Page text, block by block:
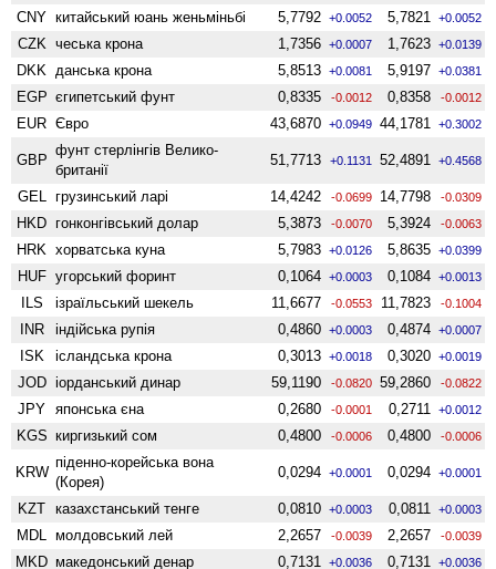
CNY китайський юань женьмiньбi 5,7792 +0.0052 5,7821 +0.0052
CZK чеська крона 1,7356 +0.0007 1,7623 +0.0139
DKK данська крона 5,8513 +0.0081 5,9197 +0.0381
EGP єгипетський фунт 0,8335 -0.0012 0,8358 -0.0012
EUR Євро 43,6870 +0.0949 44,1781 +0.3002
GBP
фунт стерлінгів Велико­
британії
51,7713 +0.1131 52,4891 +0.4568
GEL грузинський ларі 14,4242 -0.0699 14,7798 -0.0309
HKD гонконгівський долар 5,3873 -0.0070 5,3924 -0.0063
HRK хорватська куна 5,7983 +0.0126 5,8635 +0.0399
HUF угорський форинт 0,1064 +0.0003 0,1084 +0.0013
ILS ізраїльський шекель 11,6677 -0.0553 11,7823 -0.1004
INR індійська рупія 0,4860 +0.0003 0,4874 +0.0007
ISK ісландська крона 0,3013 +0.0018 0,3020 +0.0019
JOD іорданський динар 59,1190 -0.0820 59,2860 -0.0822
JPY японська єна 0,2680 -0.0001 0,2711 +0.0012
KGS киргизький сом 0,4800 -0.0006 0,4800 -0.0006
KRW
піденно-корейська вона
(Корея)
0,0294 +0.0001 0,0294 +0.0001
KZT казахстанський тенге 0,0810 +0.0003 0,0811 +0.0003
MDL молдовський лей 2,2657 -0.0039 2,2657 -0.0039
MKD македонський денар 0,7131 +0.0036 0,7131 +0.0036